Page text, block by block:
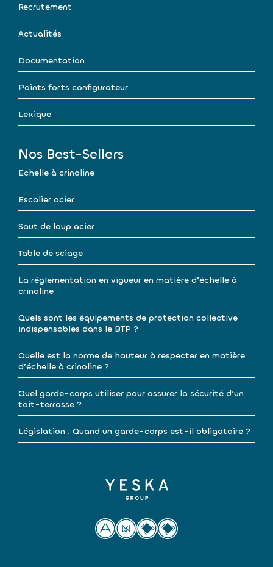
Recrutement
Actualités
Documentation
Points forts configurateur
Lexique
Nos Best-Sellers
Echelle à crinoline
Escalier acier
Saut de loup acier
Table de sciage
La réglementation en vigueur en matière d’échelle à
crinoline
Quels sont les équipements de protection collective
indispensables dans le BTP ?
Quelle est la norme de hauteur à respecter en matière
d’échelle à crinoline ?
Quel garde-corps utiliser pour assurer la sécurité d’un
toit-terrasse ?
Législation : Quand un garde-corps est-il obligatoire ?